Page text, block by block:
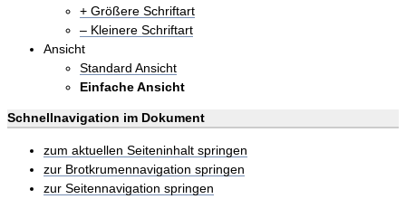
+ Größere Schriftart
– Kleinere Schriftart
Ansicht
Standard Ansicht
Einfache Ansicht
Schnellnavigation im Dokument
zum aktuellen Seiteninhalt springen
zur Brotkrumennavigation springen
zur Seitennavigation springen